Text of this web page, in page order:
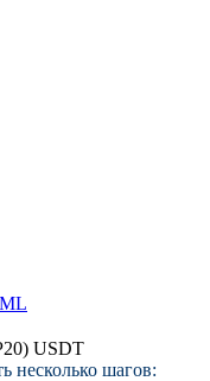
USDT
несколько шагов: